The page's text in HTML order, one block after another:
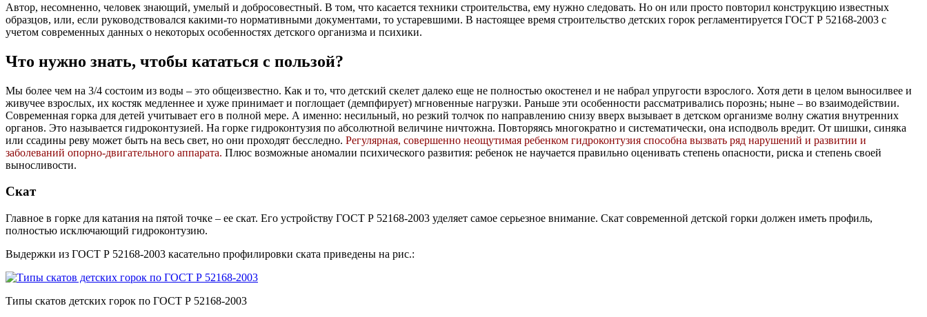
Автор, несомненно, человек знающий, умелый и добросовестный. В том, что касается техники строительства, ему нужно следовать. Но он или просто повторил конструкцию известных
образцов, или, если руководствовался какими-то нормативными документами, то устаревшими. В настоящее время строительство детских горок регламентируется ГОСТ Р 52168-2003 с
учетом современных данных о некоторых особенностях детского организма и психики.
Что нужно знать, чтобы кататься с пользой?
Мы более чем на 3/4 состоим из воды – это общеизвестно. Как и то, что детский скелет далеко еще не полностью окостенел и не набрал упругости взрослого. Хотя дети в целом выносилвее и
живучее взрослых, их костяк медленнее и хуже принимает и поглощает (демпфирует) мгновенные нагрузки. Раньше эти особенности рассматривались порознь; ныне – во взаимодействии.
Современная горка для детей учитывает его в полной мере. А именно: несильный, но резкий толчок по направлению снизу вверх вызывает в детском организме волну сжатия внутренних
органов. Это называется гидроконтузией. На горке гидроконтузия по абсолютной величине ничтожна. Повторяясь многократно и систематически, она исподволь вредит. От шишки, синяка
или ссадины реву может быть на весь свет, но они проходят бесследно. Регулярная, совершенно неощутимая ребенком гидроконтузия способна вызвать ряд нарушений и развитии и
заболеваний опорно-двигательного аппарата. Плюс возможные аномалии психического развития: ребенок не научается правильно оценивать степень опасности, риска и степень своей
выносливости.
Скат
Главное в горке для катания на пятой точке – ее скат. Его устройству ГОСТ Р 52168-2003 уделяет самое серьезное внимание. Скат современной детской горки должен иметь профиль,
полностью исключающий гидроконтузию.
Выдержки из ГОСТ Р 52168-2003 касательно профилировки ската приведены на рис.:
Типы скатов детских горок по ГОСТ Р 52168-2003